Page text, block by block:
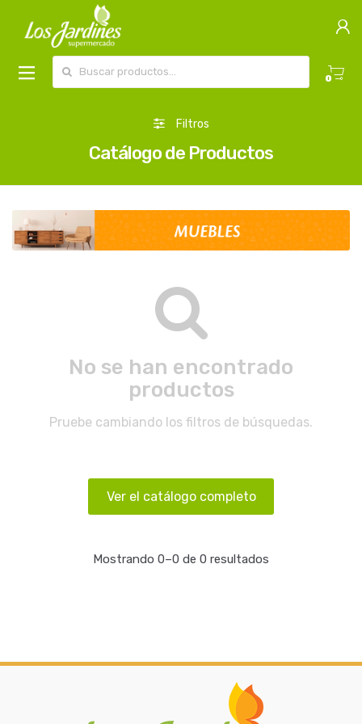
0
Filtros
Catálogo de Productos
No se han encontrado
productos
Pruebe cambiando los filtros de búsquedas.
Ver el catálogo completo
Mostrando 0–0 de 0 resultados